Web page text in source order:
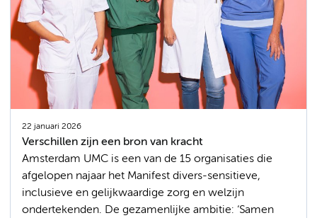
22 januari 2026
Verschillen zijn een bron van kracht
Amsterdam UMC is een van de 15 organisaties die
afgelopen najaar het Manifest divers-sensitieve,
inclusieve en gelijkwaardige zorg en welzijn
ondertekenden. De gezamenlijke ambitie: ‘Samen